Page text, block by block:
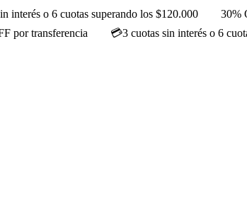
interés o 6 cuotas superando los $120.000 30%
por transferencia 💳3 cuotas sin interés o 6